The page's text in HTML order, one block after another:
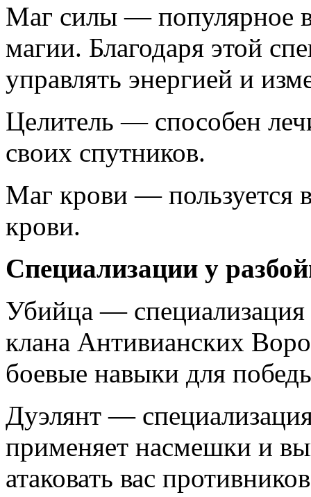
Маг силы — популярное
магии. Благодаря этой
управлять энергией и
Целитель — способен
своих спутников.
Маг крови — пользуется
крови.
Специализации у
Убийца —
клана Антивианских
боевые навыки для
Дуэлянт —
применяет насмешки и
атаковать вас